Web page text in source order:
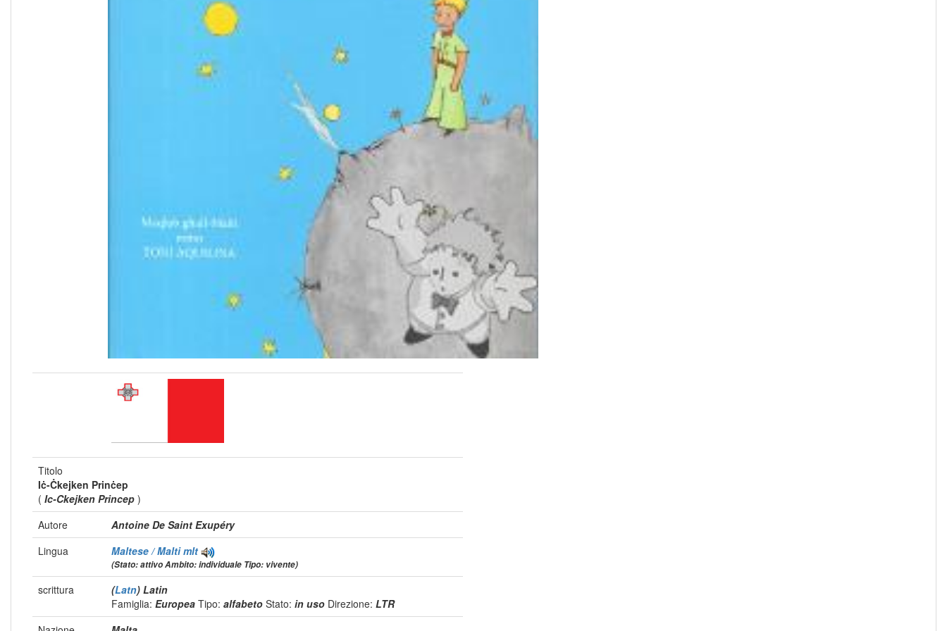
Titolo
Iċ-Ċkejken Prinċep
( Ic-Ckejken Princep )
Autore
Antoine De Saint Exupéry
Lingua
Maltese / Maltimlt
(Stato: attivo Ambito: individuale Tipo: vivente)
scrittura (Latn) Latin
Famiglia: Europea Tipo: alfabeto Stato: in uso Direzione: LTR